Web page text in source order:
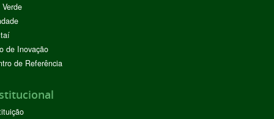
de Inovação
de Referência